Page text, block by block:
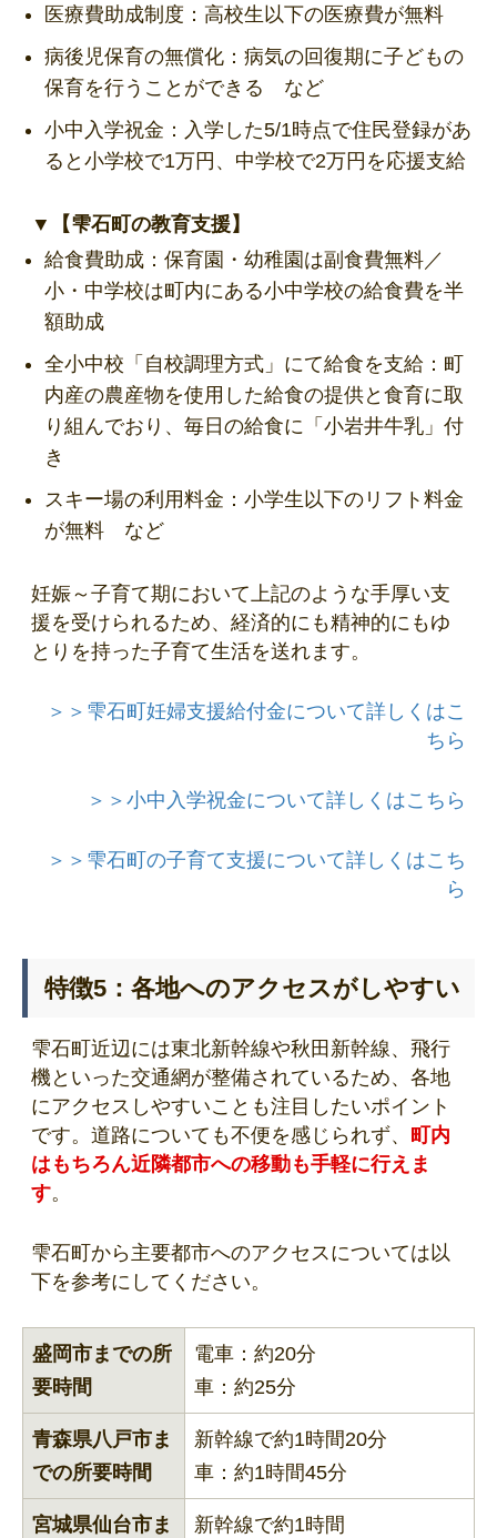
医療費助成制度：高校生以下の医療費が無料
病後児保育の無償化：病気の回復期に子どもの
保育を行うことができる など
小中入学祝金：入学した5/1時点で住民登録があ
ると小学校で1万円、中学校で2万円を応援支給
▼【雫石町の教育支援】
給食費助成：保育園・幼稚園は副食費無料／
小・中学校は町内にある小中学校の給食費を半
額助成
全小中校「自校調理方式」にて給食を支給：町
内産の農産物を使用した給食の提供と食育に取
り組んでおり、毎日の給食に「小岩井牛乳」付
き
スキー場の利用料金：小学生以下のリフト料金
が無料 など
妊娠～子育て期において上記のような手厚い支
援を受けられるため、経済的にも精神的にもゆ
とりを持った子育て生活を送れます。
＞＞雫石町妊婦支援給付金について詳しくはこ
ちら
＞＞小中入学祝金について詳しくはこちら
＞＞雫石町の子育て支援について詳しくはこち
ら
特徴5：各地へのアクセスがしやすい
雫石町近辺には東北新幹線や秋田新幹線、飛行
機といった交通網が整備されているため、各地
にアクセスしやすいことも注目したいポイント
です。道路についても不便を感じられず、
町内
はもちろん近隣都市への移動も手軽に行えま
す。
雫石町から主要都市へのアクセスについては以
下を参考にしてください。
盛岡市までの所
要時間
電車：約20分
車：約25分
青森県八戸市ま
での所要時間
新幹線で約1時間20分
車：約1時間45分
宮城県仙台市ま
新幹線で約1時間